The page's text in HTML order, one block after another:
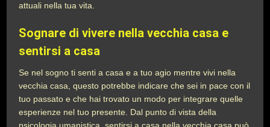
attuali nella tua vita.
Sognare di vivere nella vecchia casa e
sentirsi a casa
Se nel sogno ti senti a casa e a tuo agio mentre vivi nella
vecchia casa, questo potrebbe indicare che sei in pace con il
tuo passato e che hai trovato un modo per integrare quelle
esperienze nel tuo presente. Dal punto di vista della